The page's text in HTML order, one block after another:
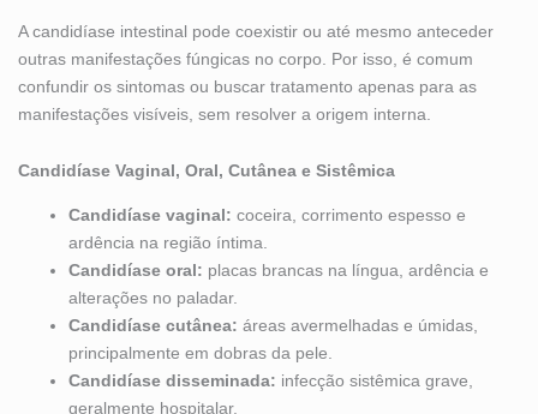
A candidíase intestinal pode coexistir ou até mesmo anteceder
outras manifestações fúngicas no corpo. Por isso, é comum
confundir os sintomas ou buscar tratamento apenas para as
manifestações visíveis, sem resolver a origem interna.
Candidíase Vaginal, Oral, Cutânea e Sistêmica
Candidíase vaginal: coceira, corrimento espesso e
ardência na região íntima.
Candidíase oral: placas brancas na língua, ardência e
alterações no paladar.
Candidíase cutânea: áreas avermelhadas e úmidas,
principalmente em dobras da pele.
Candidíase disseminada: infecção sistêmica grave,
geralmente hospitalar.